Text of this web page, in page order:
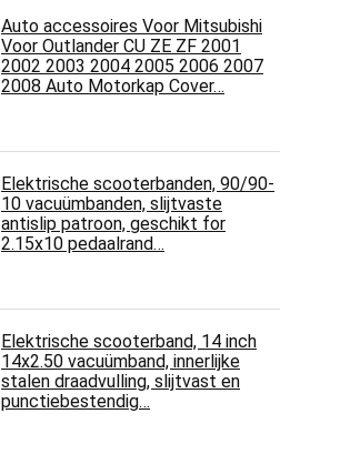
Auto accessoires Voor Mitsubishi
Voor Outlander CU ZE ZF 2001
2002 2003 2004 2005 2006 2007
2008 Auto Motorkap Cover…
Elektrische scooterbanden, 90/90-
10 vacuümbanden, slijtvaste
antislip patroon, geschikt for
2.15x10 pedaalrand…
Elektrische scooterband, 14 inch
14x2.50 vacuümband, innerlijke
stalen draadvulling, slijtvast en
punctiebestendig…